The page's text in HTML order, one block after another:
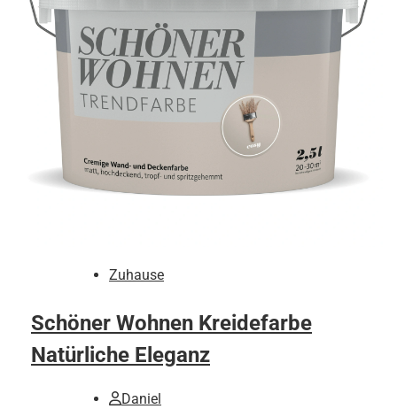
Zuhause
Schöner Wohnen Kreidefarbe
Natürliche Eleganz
Daniel